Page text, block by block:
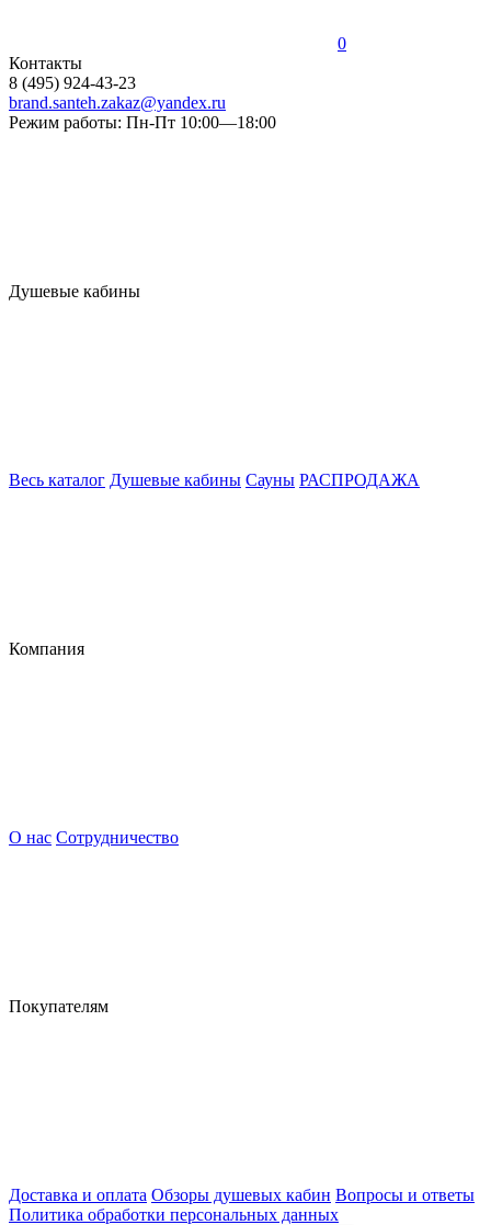
0
Контакты
8 (495) 924-43-23
brand.santeh.zakaz@yandex.ru
Режим работы: Пн-Пт 10:00—18:00
Душевые кабины
Весь каталог Душевые кабины Сауны РАСПРОДАЖА
Компания
О нас Сотрудничество
Покупателям
Доставка и оплата Обзоры душевых кабин Вопросы и ответы
Политика обработки персональных данных